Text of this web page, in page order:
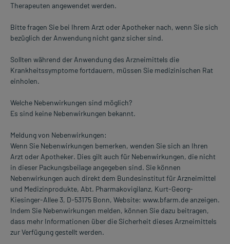
Therapeuten angewendet werden.
Bitte fragen Sie bei Ihrem Arzt oder Apotheker nach, wenn Sie sich
bezüglich der Anwendung nicht ganz sicher sind.
Sollten während der Anwendung des Arzneimittels die
Krankheitssymptome fortdauern, müssen Sie medizinischen Rat
einholen.
Welche Nebenwirkungen sind möglich?
Es sind keine Nebenwirkungen bekannt.
Meldung von Nebenwirkungen:
Wenn Sie Nebenwirkungen bemerken, wenden Sie sich an Ihren
Arzt oder Apotheker. Dies gilt auch für Nebenwirkungen, die nicht
in dieser Packungsbeilage angegeben sind. Sie können
Nebenwirkungen auch direkt dem Bundesinstitut für Arzneimittel
und Medizinprodukte, Abt. Pharmakovigilanz, Kurt-Georg-
Kiesinger-Allee 3, D-53175 Bonn, Website: www.bfarm.de anzeigen.
Indem Sie Nebenwirkungen melden, können Sie dazu beitragen,
dass mehr Informationen über die Sicherheit dieses Arzneimittels
zur Verfügung gestellt werden.